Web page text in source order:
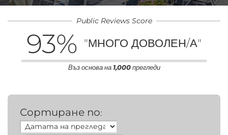
Public Reviews Score
93% "МНОГО ДОВОЛЕН/А"
Въз основа на 1,000прегледи
Сортиране по: